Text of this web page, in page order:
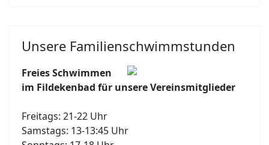
Unsere Familienschwimmstunden
Freies Schwimmen
im Fildekenbad für unsere Vereinsmitglieder
Freitags: 21-22 Uhr
Samstags: 13-13:45 Uhr